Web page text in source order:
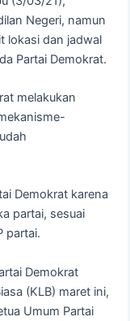
Negeri, namun
lokasi dan jadwal
Partai Demokrat.
melakukan
Demokrat karena
partai, sesuai
partai.
Demokrat
(KLB) maret ini,
Umum Partai